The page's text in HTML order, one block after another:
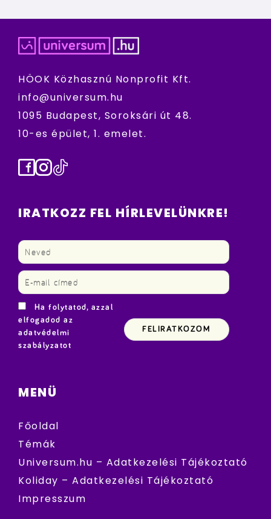
HÖOK Közhasznú Nonprofit Kft.
info@universum.hu
1095 Budapest, Soroksári út 48.
10-es épület, 1. emelet.
Facebook
Instagram
TikTok
IRATKOZZ FEL HÍRLEVELÜNKRE!
Ha folytatod, azzal
elfogadod az
adatvédelmi
szabályzatot
MENÜ
Főoldal
Témák
Universum.hu – Adatkezelési Tájékoztató
Koliday – Adatkezelési Tájékoztató
Impresszum